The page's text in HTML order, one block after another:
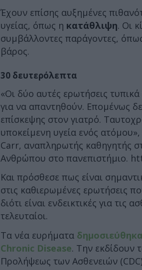
Έχουν επίσης αυξημένες
υγείας, όπως η κατάθλιψη. Οι
συμβάλλοντες παράγοντες,
βάρος.
30 δευτερόλεπτα
«Οι δύο αυτές ερωτήσεις
για να απαντηθούν. Επομένως
επίσκεψης στον γιατρό.
υποκείμενη υγεία ενός
Carr, αναπληρωτής καθηγητής
Ανθρώπου στο πανεπιστήμιο.
Και πρόσθεσε πως είναι
στις καθιερωμένες ερωτήσεις
διότι είναι ενδεικτικές για τις
τελευταίοι.
Τα νέα ευρήματα
Chronic Disease. Την εκδίδουν
Προλήψεως των Ασθενειών